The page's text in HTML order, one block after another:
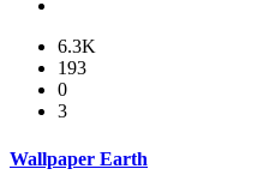
6.3K
193
0
3
Wallpaper Earth